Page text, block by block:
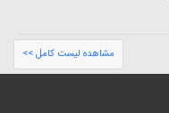
مشاهده لیست کامل >>